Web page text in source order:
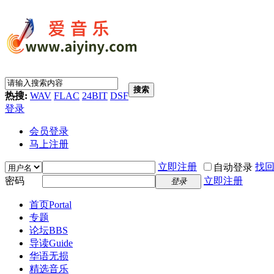
热搜: WAV FLAC 24BIT DSF
搜索
登录
会员登录
马上注册
立即注册 自动登录 找
密码
登录 立即注册
首页Portal
专题
论坛BBS
导读Guide
华语无损
精选音乐